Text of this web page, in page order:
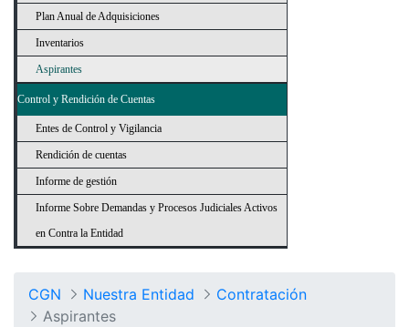
Plan Anual de Adquisiciones
Inventarios
Aspirantes
Control y Rendición de Cuentas
Entes de Control y Vigilancia
Rendición de cuentas
Informe de gestión
Informe Sobre Demandas y Procesos Judiciales Activos
en Contra la Entidad
CGN Nuestra Entidad
Contratación
Aspirantes